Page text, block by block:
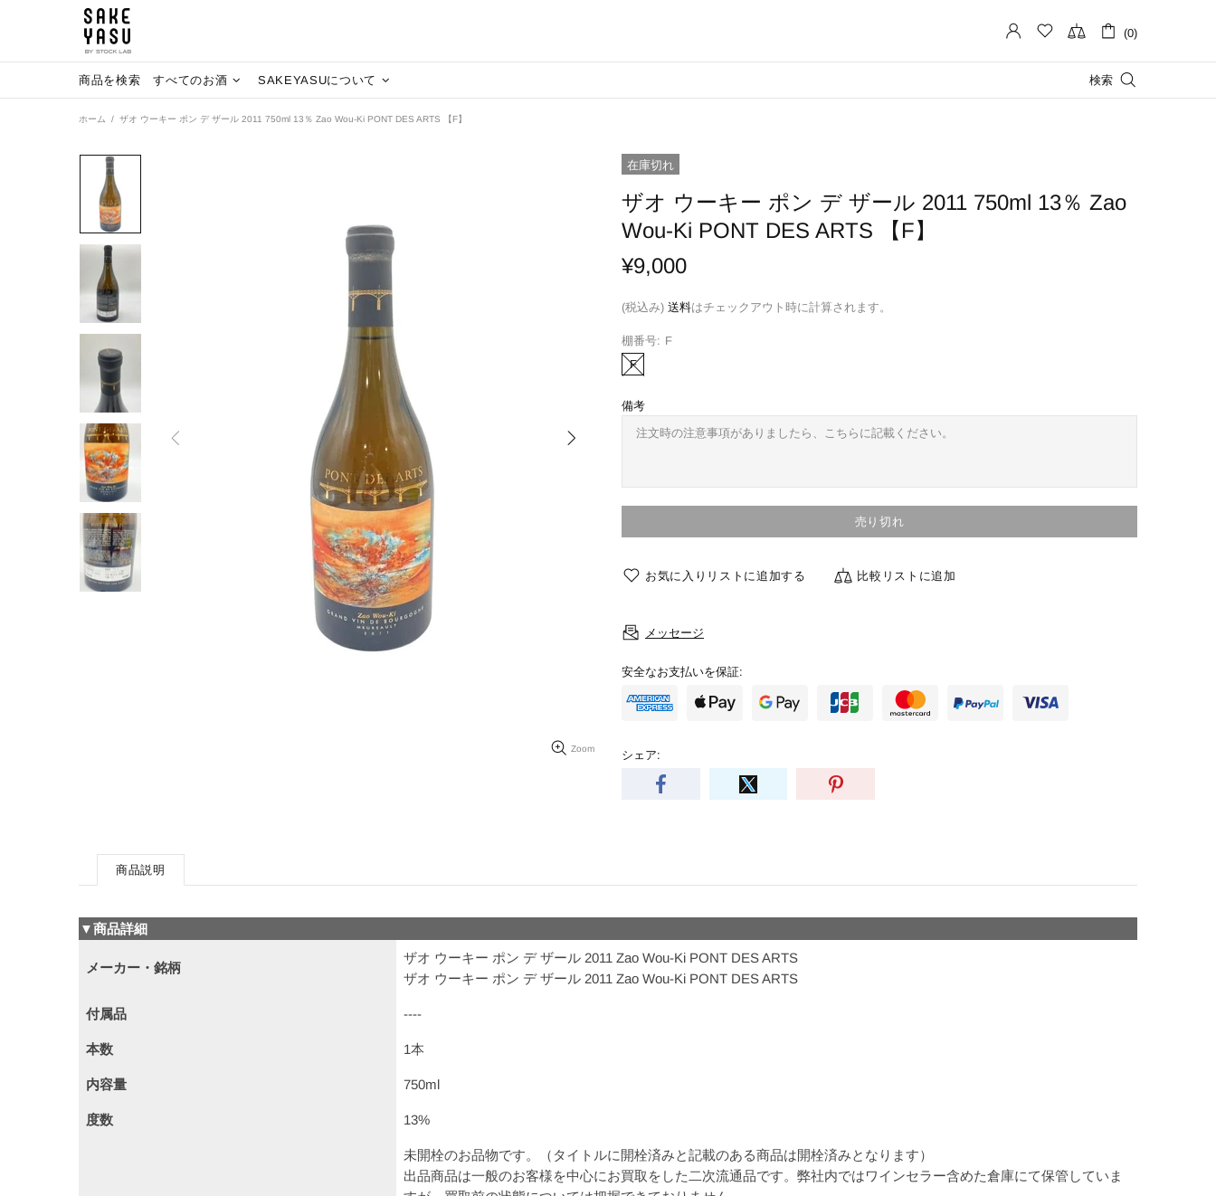
(0)
商品を検索 すべてのお酒 SAKEYASUについて 検索
ホーム ザオ ウーキー ポン デ ザール 2011 750ml 13％ Zao Wou-Ki PONT DES ARTS 【F】
Zoom
在庫切れ
ザオ ウーキー ポン デ ザール 2011 750ml 13％ Zao
Wou-Ki PONT DES ARTS 【F】
¥9,000
(税込み) 送料はチェックアウト時に計算されます。
棚番号: F
F
備考
売り切れ
お気に入りリストに追加する 比較リストに追加
メッセージ
安全なお支払いを保証:
シェア:
商品説明
▼商品詳細
メーカー・銘柄
ザオ ウーキー ポン デ ザール 2011 Zao Wou-Ki PONT DES ARTS
ザオ ウーキー ポン デ ザール 2011 Zao Wou-Ki PONT DES ARTS
付属品 ----
本数 1本
内容量 750ml
度数 13%
未開栓のお品物です。（タイトルに開栓済みと記載のある商品は開栓済みとなります）
出品商品は一般のお客様を中心にお買取をした二次流通品です。弊社内ではワインセラー含めた倉庫にて保管していま